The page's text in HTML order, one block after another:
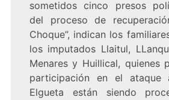
sometidos cinco presos
del proceso de
Choque”, indican los
los imputados Llaitul,
Menares y Huillical, quienes
participación en el ataque
Elgueta están siendo